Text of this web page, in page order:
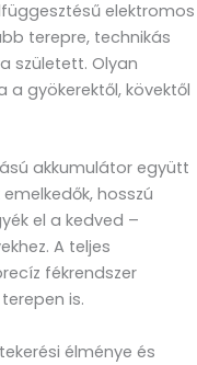
elektromos
terepre, technikás
született. Olyan
a gyökerektől, kövektől
akkumulátor együtt
hosszú
el a kedved –
A teljes
fékrendszer
is.
élménye és